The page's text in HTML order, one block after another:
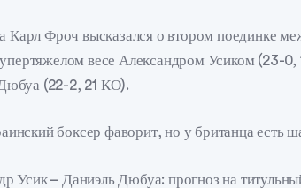
Фроч высказался о втором поединке
весе Александром Усиком (23-0,
(22-2, 21 КО).
боксер фаворит, но у британца есть
Усик – Даниэль Дюбуа: прогноз на